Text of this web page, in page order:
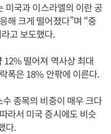
미국과 이스라엘의 이란 공
해 크게 떨어졌다”며 “중
고 보도했다.
떨어져 역사상 최대
폭은 18% 안팎에 이른다.
종목의 비중이 매우 크다
라서 미국 증시에도 비슷
다.